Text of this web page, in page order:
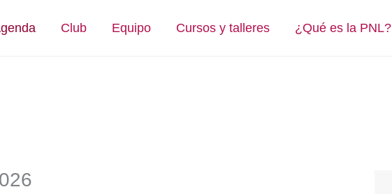
Club Equipo Cursos y talleres ¿Qué es la PNL?